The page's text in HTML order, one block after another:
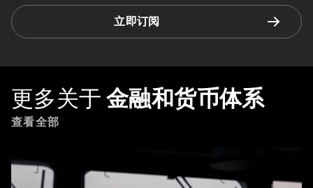
立即订阅
更多关于 金融和货币体系
查看全部